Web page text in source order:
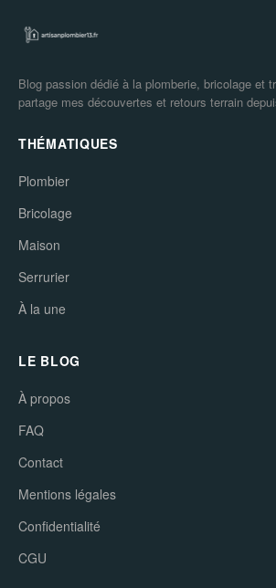
Blog passion dédié à la plomberie, bricolage et
partage mes découvertes et retours terrain
THÉMATIQUES
Plombier
Bricolage
Maison
Serrurier
À la une
LE BLOG
À propos
FAQ
Contact
Mentions légales
Confidentialité
CGU